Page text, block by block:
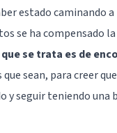
estado caminando
se ha compensado
que se trata es de
sean, para creer
y seguir teniendo una